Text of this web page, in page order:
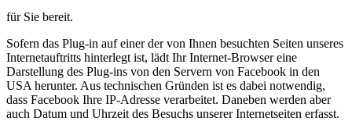
für Sie bereit.
Sofern das Plug-in auf einer der von Ihnen besuchten Seiten unseres
Internetauftritts hinterlegt ist, lädt Ihr Internet-Browser eine
Darstellung des Plug-ins von den Servern von Facebook in den
USA herunter. Aus technischen Gründen ist es dabei notwendig,
dass Facebook Ihre IP-Adresse verarbeitet. Daneben werden aber
auch Datum und Uhrzeit des Besuchs unserer Internetseiten erfasst.